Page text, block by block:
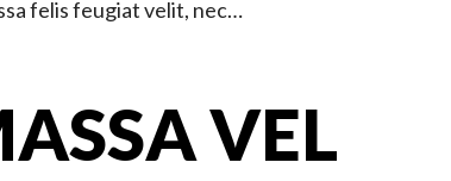
felis feugiat velit, nec…
VEL